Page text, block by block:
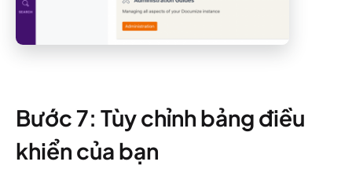
Bước 7: Tùy chỉnh bảng điều
khiển của bạn